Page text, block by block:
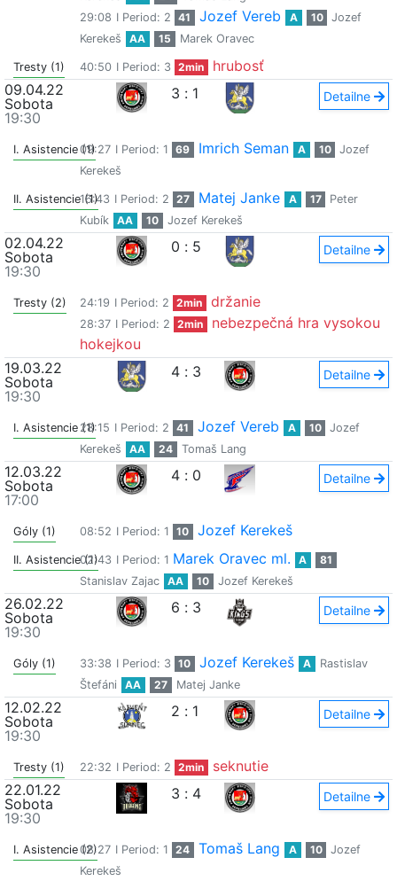
29:08 I Period: 2 41 Jozef Vereb A 10
Jozef
Kerekeš
AA 15 Marek Oravec
Tresty (1) 40:50 I Period: 3 2min
hrubosť
09.04.22
Sobota
19:30
3 : 1 Detailne
I. Asistencie (1)09:27 I Period: 1 69 Imrich Seman A 10
Jozef
Kerekeš
II. Asistencie (1)
16:43 I Period: 2 27 Matej Janke A 17
Peter
Kubík
AA 10 Jozef Kerekeš
02.04.22
Sobota
19:30
0 : 5 Detailne
Tresty (2) 24:19 I Period: 2 2min držanie
28:37 I Period: 2 2min
nebezpečná hra vysokou
hokejkou
19.03.22
Sobota
19:30
4 : 3 Detailne
I. Asistencie (1)28:15 I Period: 2 41 Jozef Vereb A 10
Jozef
Kerekeš
AA 24 Tomaš Lang
12.03.22
Sobota
17:00
4 : 0 Detailne
Góly (1) 08:52 I Period: 1 10 Jozef Kerekeš
II. Asistencie (1)
02:43 I Period: 1 Marek Oravec ml. A
81
Stanislav Zajac
AA 10 Jozef Kerekeš
26.02.22
Sobota
19:30
6 : 3 Detailne
Góly (1) 33:38 I Period: 3 10 Jozef Kerekeš A
Rastislav
Štefáni
AA 27 Matej Janke
12.02.22
Sobota
19:30
2 : 1 Detailne
Tresty (1) 22:32 I Period: 2 2min
seknutie
22.01.22
Sobota
19:30
3 : 4 Detailne
I. Asistencie (2)08:27 I Period: 1 24 Tomaš Lang A 10
Jozef
Kerekeš